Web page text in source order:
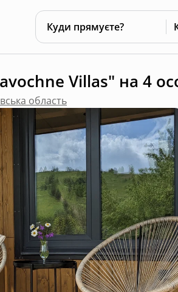
Куди прямуєте?
Villas" на 4
область